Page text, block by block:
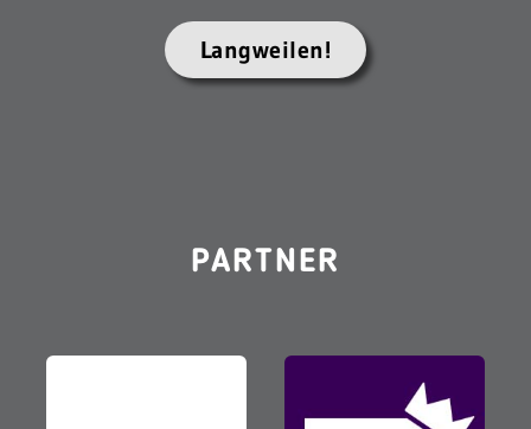
Langweilen!
PARTNER